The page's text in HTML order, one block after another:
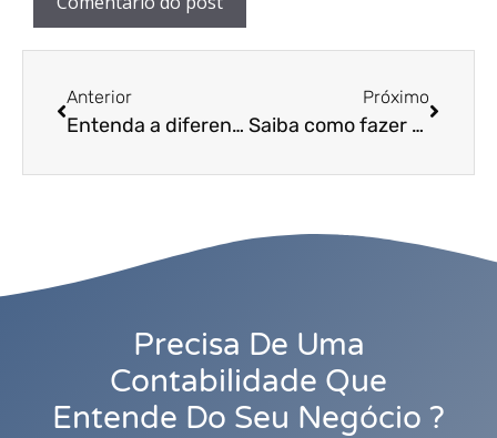
Anterior
Entenda a diferença entre a previsão orçamentária tradicional e a inteligente!
Próximo
Saiba como fazer assembleias mais produtivas e conte com mais participação de moradores por meio destas dicas!
Precisa De Uma
Contabilidade Que
Entende Do Seu Negócio ?